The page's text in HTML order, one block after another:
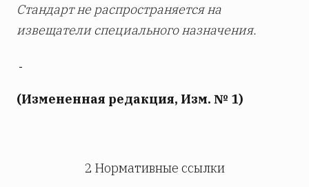
Стандарт не распространяется на
извещатели специального назначения.
(Измененная редакция, Изм. № 1)
2 Нормативные ссылки